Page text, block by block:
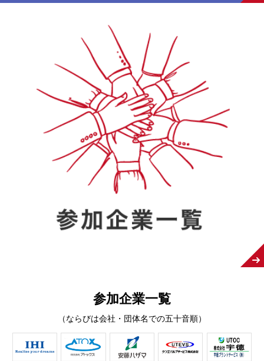
参加企業一覧
（ならびは会社・団体名での五十音順）